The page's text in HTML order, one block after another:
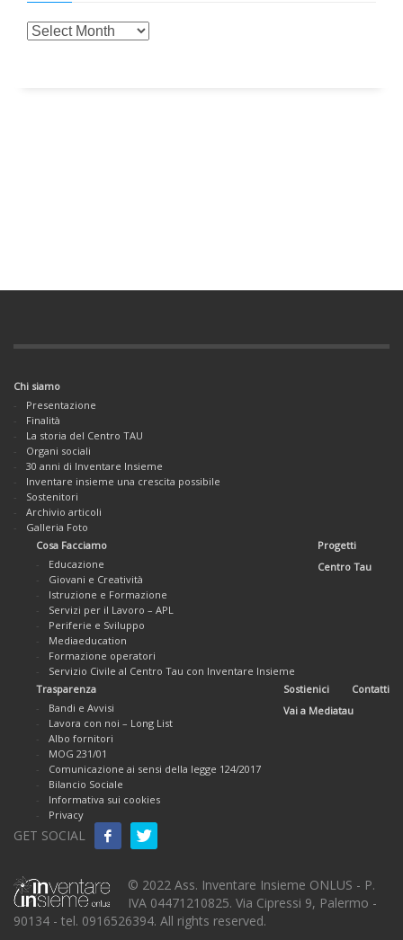
Chi siamo
Presentazione
Finalità
La storia del Centro TAU
Organi sociali
30 anni di Inventare Insieme
Inventare insieme una crescita possibile
Sostenitori
Archivio articoli
Galleria Foto
Cosa Facciamo
Educazione
Giovani e Creatività
Istruzione e Formazione
Servizi per il Lavoro – APL
Periferie e Sviluppo
Mediaeducation
Formazione operatori
Servizio Civile al Centro Tau con Inventare Insieme
Progetti
Centro Tau
Trasparenza
Bandi e Avvisi
Lavora con noi – Long List
Albo fornitori
MOG 231/01
Comunicazione ai sensi della legge 124/2017
Bilancio Sociale
Informativa sui cookies
Privacy
Sostienici
Contatti
Vai a Mediatau
GET SOCIAL
© 2022 Ass. Inventare Insieme ONLUS - P.
IVA 04471210825. Via Cipressi 9, Palermo -
90134 - tel. 0916526394. All rights reserved.